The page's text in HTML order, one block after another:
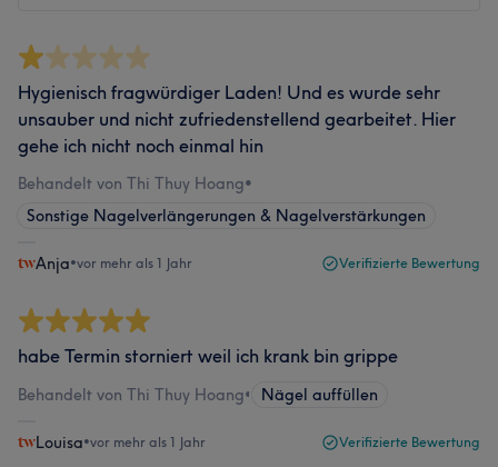
Hygienisch fragwürdiger Laden! Und es wurde sehr
unsauber und nicht zufriedenstellend gearbeitet. Hier
gehe ich nicht noch einmal hin
Behandelt von Thi Thuy Hoang•
Sonstige Nagelverlängerungen & Nagelverstärkungen
Anja•vor mehr als 1 Jahr Verifizierte Bewertung
habe Termin storniert weil ich krank bin grippe
Behandelt von Thi Thuy Hoang• Nägel auffüllen
Louisa•vor mehr als 1 Jahr Verifizierte Bewertung